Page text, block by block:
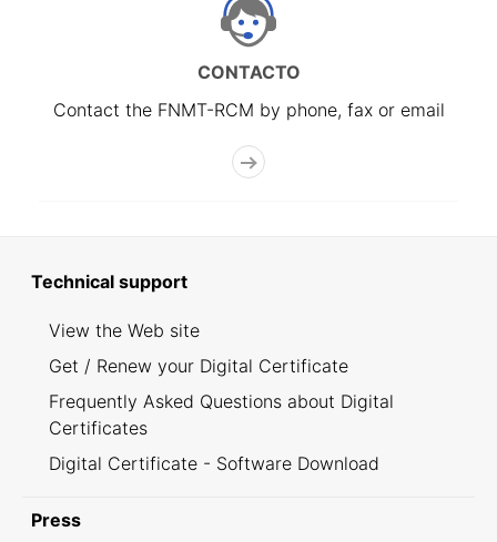
CONTACTO
Contact the FNMT-RCM by phone, fax or email
Technical support
View the Web site
Get / Renew your Digital Certificate
Frequently Asked Questions about Digital
Certificates
Digital Certificate - Software Download
Press